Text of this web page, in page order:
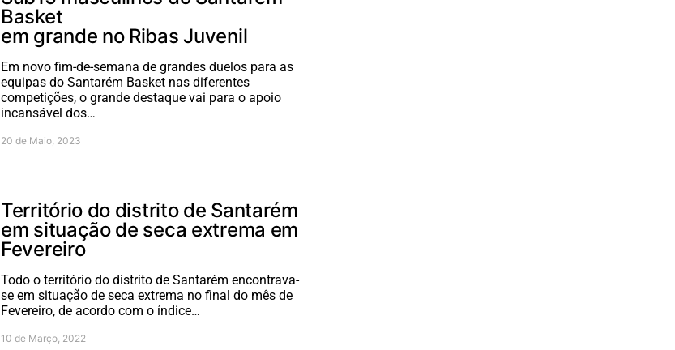
Basket
em grande no Ribas Juvenil
Em novo fim-de-semana de grandes duelos para as
equipas do Santarém Basket nas diferentes
competições, o grande destaque vai para o apoio
incansável dos…
20 de Maio, 2023
Território do distrito de Santarém
em situação de seca extrema em
Fevereiro
Todo o território do distrito de Santarém encontrava-
se em situação de seca extrema no final do mês de
Fevereiro, de acordo com o índice…
10 de Março, 2022